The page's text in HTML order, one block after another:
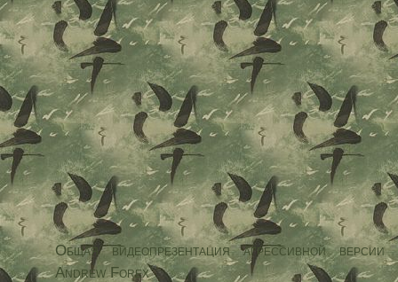
Общая видеопрезентация агрессивной
Andrew Forex